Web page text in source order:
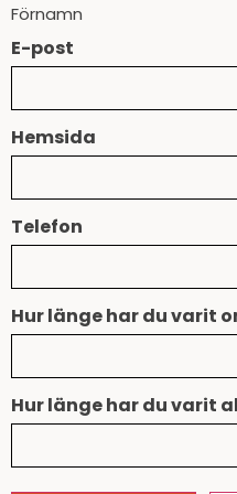
Förnamn
E-post
Hemsida
Telefon
Hur länge har du varit
Hur länge har du varit